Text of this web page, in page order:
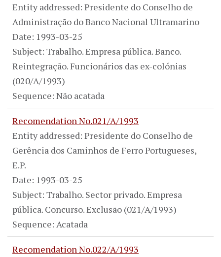
Entity addressed: Presidente do Conselho de
Administração do Banco Nacional Ultramarino
Date: 1993-03-25
Subject: Trabalho. Empresa pública. Banco.
Reintegração. Funcionários das ex-colónias
(020/A/1993)
Sequence: Não acatada
Recomendation No.021/A/1993
Entity addressed: Presidente do Conselho de
Gerência dos Caminhos de Ferro Portugueses,
E.P.
Date: 1993-03-25
Subject: Trabalho. Sector privado. Empresa
pública. Concurso. Exclusão (021/A/1993)
Sequence: Acatada
Recomendation No.022/A/1993